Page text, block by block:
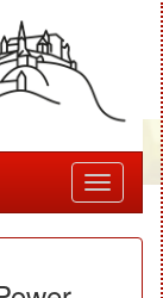
Toggle